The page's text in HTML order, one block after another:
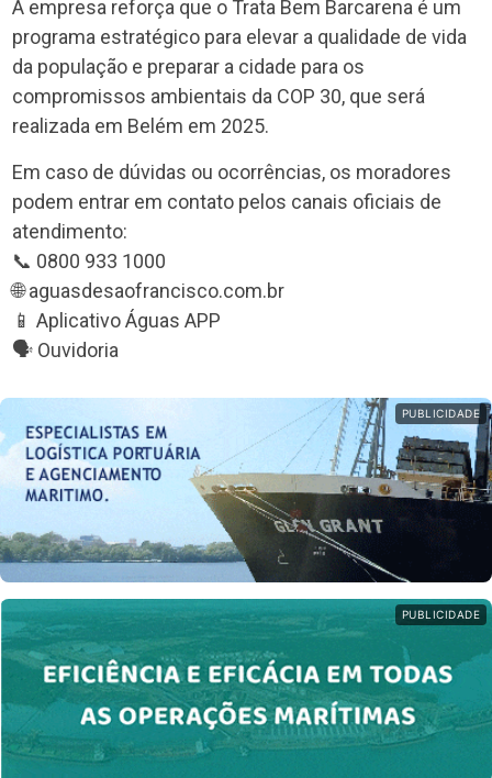
A empresa reforça que o Trata Bem Barcarena é um
programa estratégico para elevar a qualidade de vida
da população e preparar a cidade para os
compromissos ambientais da COP 30, que será
realizada em Belém em 2025.
Em caso de dúvidas ou ocorrências, os moradores
podem entrar em contato pelos canais oficiais de
atendimento:
📞 0800 933 1000
🌐 aguasdesaofrancisco.com.br
📱 Aplicativo Águas APP
🗣️ Ouvidoria
PUBLICIDADE
PUBLICIDADE